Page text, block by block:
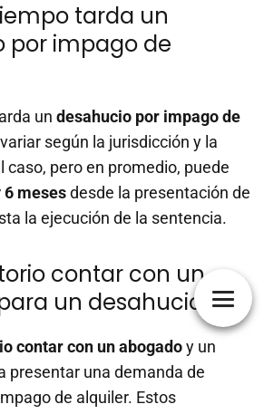
tarda un
por impago de
un desahucio por impago de
según la jurisdicción y la
caso, pero en promedio, puede
6 mesesdesde la presentación de
la ejecución de la sentencia.
contar con un
un desahucio?
contar con un abogadoy un
presentar una demanda de
de alquiler. Estos